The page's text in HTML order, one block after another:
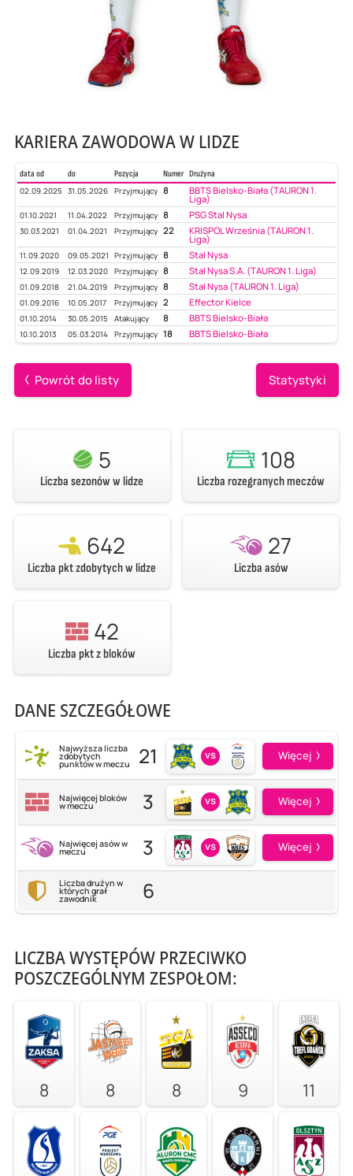
KARIERA ZAWODOWA W LIDZE
data od do Pozycja Numer Drużyna
02.09.2025
31.05.2026 Przyjmujący 8 BBTS Bielsko-Biała (TAURON 1.
Liga)
01.10.2021 11.04.2022 Przyjmujący 8 PSG Stal Nysa
30.03.2021 01.04.2021 Przyjmujący 22 KRISPOL Września (TAURON 1.
Liga)
11.09.2020 09.05.2021 Przyjmujący 8 Stal Nysa
12.09.2019 12.03.2020 Przyjmujący 8 Stal Nysa S.A. (TAURON 1. Liga)
01.09.2018 21.04.2019 Przyjmujący 8 Stal Nysa (TAURON 1. Liga)
01.09.2016 10.05.2017 Przyjmujący 2 Effector Kielce
01.10.2014 30.05.2015 Atakujący 8 BBTS Bielsko-Biała
10.10.2013 05.03.2014 Przyjmujący 18 BBTS Bielsko-Biała
Powrót do listy Statystyki
5
Liczba sezonów w lidze
108
Liczba rozegranych meczów
642
Liczba pkt zdobytych w lidze
27
Liczba asów
42
Liczba pkt z bloków
DANE SZCZEGÓŁOWE
Najwyższa liczba
zdobytych
punktów w meczu 21 vs Więcej
Najwięcej bloków
w meczu 3 vs Więcej
Najwięcej asów w
meczu 3 vs Więcej
Liczba drużyn w
których grał
zawodnik 6
LICZBA WYSTĘPÓW PRZECIWKO
POSZCZEGÓLNYM ZESPOŁOM:
8 8 8 9 11